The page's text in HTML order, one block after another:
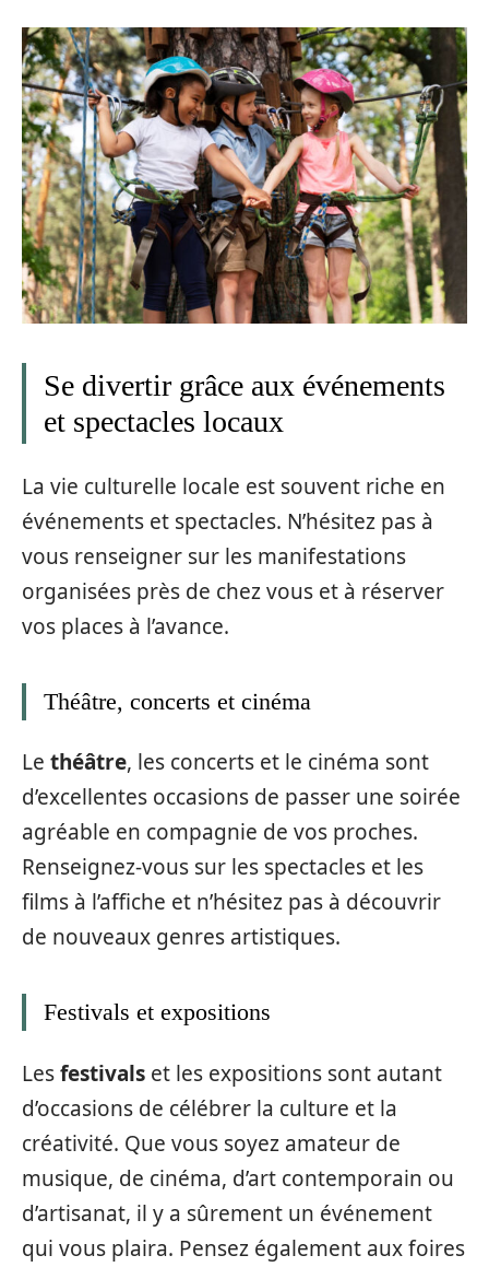
Se divertir grâce aux événements
et spectacles locaux
La vie culturelle locale est souvent riche en
événements et spectacles. N’hésitez pas à
vous renseigner sur les manifestations
organisées près de chez vous et à réserver
vos places à l’avance.
Théâtre, concerts et cinéma
Le théâtre, les concerts et le cinéma sont
d’excellentes occasions de passer une soirée
agréable en compagnie de vos proches.
Renseignez-vous sur les spectacles et les
films à l’affiche et n’hésitez pas à découvrir
de nouveaux genres artistiques.
Festivals et expositions
Lesfestivals et les expositions sont autant
d’occasions de célébrer la culture et la
créativité. Que vous soyez amateur de
musique, de cinéma, d’art contemporain ou
d’artisanat, il y a sûrement un événement
qui vous plaira. Pensez également aux foires